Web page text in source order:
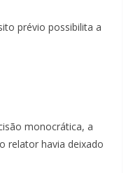
prévio possibilita a
monocrática, a
relator havia deixado